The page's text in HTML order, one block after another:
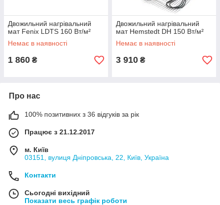
Двожильний нагрівальний
мат Fenix LDTS 160 Вт/м²
Немає в наявності
1 860 ₴
Двожильний нагрівальний
мат Hemstedt DH 150 Вт/м²
Немає в наявності
3 910 ₴
Про нас
100% позитивних з 36 відгуків за рік
Працює з 21.12.2017
м. Київ
03151, вулиця Дніпровська, 22, Київ, Україна
Контакти
Сьогодні вихідний
Показати весь графік роботи